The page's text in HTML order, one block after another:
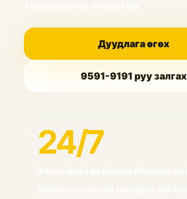
Дуудлага өгөх
9591-9191 руу залгах
24/7